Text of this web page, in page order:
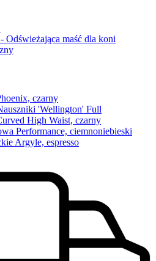
Odświeżająca maść dla koni
czarny
'Wellington' Full
High Waist, czarny
Performance, ciemnoniebieski
Argyle, espresso